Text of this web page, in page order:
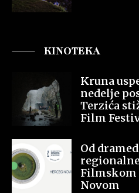
KINOTEKA
Kruna
nedelje
Terzića
Film
Od
Filmskom
Novom